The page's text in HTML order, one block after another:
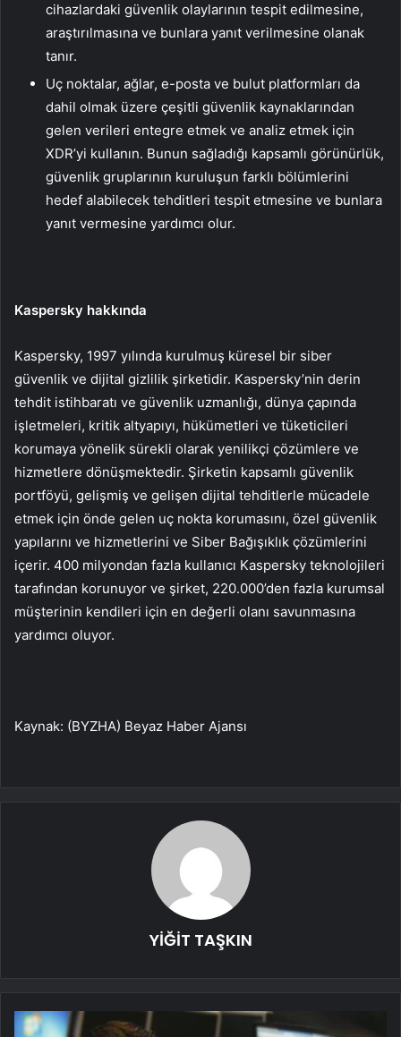
cihazlardaki güvenlik olaylarının tespit edilmesine,
araştırılmasına ve bunlara yanıt verilmesine olanak
tanır.
Uç noktalar, ağlar, e-posta ve bulut platformları da
dahil olmak üzere çeşitli güvenlik kaynaklarından
gelen verileri entegre etmek ve analiz etmek için
XDR’yi kullanın. Bunun sağladığı kapsamlı görünürlük,
güvenlik gruplarının kuruluşun farklı bölümlerini
hedef alabilecek tehditleri tespit etmesine ve bunlara
yanıt vermesine yardımcı olur.
Kaspersky hakkında
Kaspersky, 1997 yılında kurulmuş küresel bir siber
güvenlik ve dijital gizlilik şirketidir. Kaspersky’nin derin
tehdit istihbaratı ve güvenlik uzmanlığı, dünya çapında
işletmeleri, kritik altyapıyı, hükümetleri ve tüketicileri
korumaya yönelik sürekli olarak yenilikçi çözümlere ve
hizmetlere dönüşmektedir. Şirketin kapsamlı güvenlik
portföyü, gelişmiş ve gelişen dijital tehditlerle mücadele
etmek için önde gelen uç nokta korumasını, özel güvenlik
yapılarını ve hizmetlerini ve Siber Bağışıklık çözümlerini
içerir. 400 milyondan fazla kullanıcı Kaspersky teknolojileri
tarafından korunuyor ve şirket, 220.000’den fazla kurumsal
müşterinin kendileri için en değerli olanı savunmasına
yardımcı oluyor.
Kaynak: (BYZHA) Beyaz Haber Ajansı
YİĞİT TAŞKIN